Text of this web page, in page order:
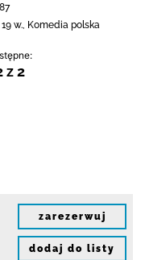
w., Komedia polska
z 2
zarezerwuj
dodaj do listy